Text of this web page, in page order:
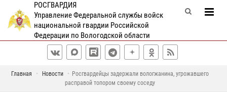
РОСГВАРДИЯ
Управление Федеральной службы войск
национальной гвардии Российской
Федерации по Вологодской области
Главная Новости
Росгвардейцы задержали вологжанина, угрожавшего
расправой топором своему соседу